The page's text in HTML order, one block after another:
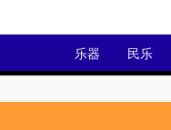
乐器 民乐